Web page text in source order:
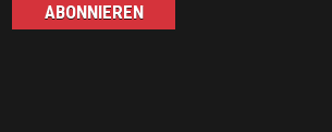
ABONNIEREN